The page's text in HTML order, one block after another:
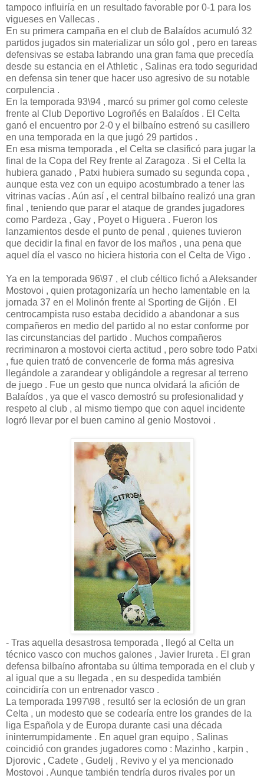
tampoco influiría en un resultado favorable por 0-1 para los
vigueses en Vallecas .
En su primera campaña en el club de Balaídos acumuló 32
partidos jugados sin materializar un sólo gol , pero en tareas
defensivas se estaba labrando una gran fama que precedía
desde su estancia en el Athletic , Salinas era todo seguridad
en defensa sin tener que hacer uso agresivo de su notable
corpulencia .
En la temporada 93\94 , marcó su primer gol como celeste
frente al Club Deportivo Logroñés en Balaídos . El Celta
ganó el encuentro por 2-0 y el bilbaíno estrenó su casillero
en una temporada en la que jugó 29 partidos .
En esa misma temporada , el Celta se clasificó para jugar la
final de la Copa del Rey frente al Zaragoza . Si el Celta la
hubiera ganado , Patxi hubiera sumado su segunda copa ,
aunque esta vez con un equipo acostumbrado a tener las
vitrinas vacías . Aún así , el central bilbaíno realizó una gran
final , teniendo que parar el ataque de grandes jugadores
como Pardeza , Gay , Poyet o Higuera . Fueron los
lanzamientos desde el punto de penal , quienes tuvieron
que decidir la final en favor de los maños , una pena que
aquel día el vasco no hiciera historia con el Celta de Vigo .
Ya en la temporada 96\97 , el club céltico fichó a Aleksander
Mostovoi , quien protagonizaría un hecho lamentable en la
jornada 37 en el Molinón frente al Sporting de Gijón . El
centrocampista ruso estaba decidido a abandonar a sus
compañeros en medio del partido al no estar conforme por
las circunstancias del partido . Muchos compañeros
recriminaron a mostovoi cierta actitud , pero sobre todo Patxi
, fue quien trató de convencerle de forma más agresiva
llegándole a zarandear y obligándole a regresar al terreno
de juego . Fue un gesto que nunca olvidará la afición de
Balaídos , ya que el vasco demostró su profesionalidad y
respeto al club , al mismo tiempo que con aquel incidente
logró llevar por el buen camino al genio Mostovoi .
- Tras aquella desastrosa temporada , llegó al Celta un
técnico vasco con muchos galones , Javier Irureta . El gran
defensa bilbaíno afrontaba su última temporada en el club y
al igual que a su llegada , en su despedida también
coincidiría con un entrenador vasco .
La temporada 1997\98 , resultó ser la eclosión de un gran
Celta , un modesto que se codearía entre los grandes de la
liga Española y de Europa durante casi una década
ininterrumpidamente . En aquel gran equipo , Salinas
coincidió con grandes jugadores como : Mazinho , karpin ,
Djorovic , Cadete , Gudelj , Revivo y el ya mencionado
Mostovoi . Aunque también tendría duros rivales por un